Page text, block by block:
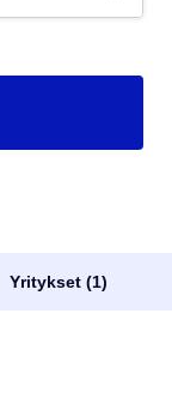
Yritykset (1)